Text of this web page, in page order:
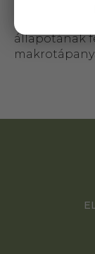
működés
állapotának